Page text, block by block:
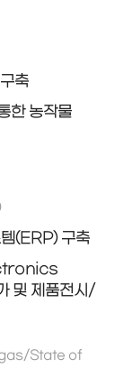
축
한 농작물
(ERP) 구축
및 제품전시/
State of